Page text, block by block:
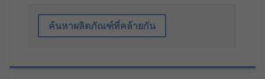
ค้นหาผลิตภัณฑ์ที่คล้ายกัน